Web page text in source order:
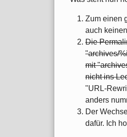
Zum einen
auch
Die
"archives/
mit
nicht ins
"URL-
anders
Der
dafür. Ich